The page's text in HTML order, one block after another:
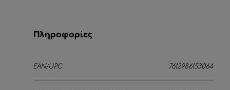
Πληροφορίες
EAN/UPC 7612986153064